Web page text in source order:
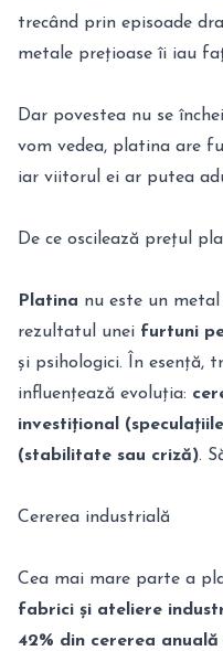
trecând prin episoade
metale prețioase îi iau
Dar povestea nu se
vom vedea, platina are
iar viitorul ei ar putea
De ce oscilează prețul
Platina nu este un
rezultatul unei furtuni
și psihologici. În esență,
influențează evoluția:
investițional
(stabilitate sau criză).
Cererea industrială
Cea mai mare parte a
fabrici și ateliere
42% din cererea